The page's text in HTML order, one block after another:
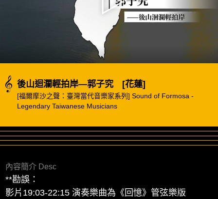
後山迴瀾輕拍岸—郭子究 [花蓮]
[福爾摩沙之聲：臺灣當代音樂家系列] Sound of Formosa -
Legendary Taiwanese Musicians
內容簡介 Desc
**勘誤：
影片19:03-22:15 演奏樂曲為《回憶》管弦樂版